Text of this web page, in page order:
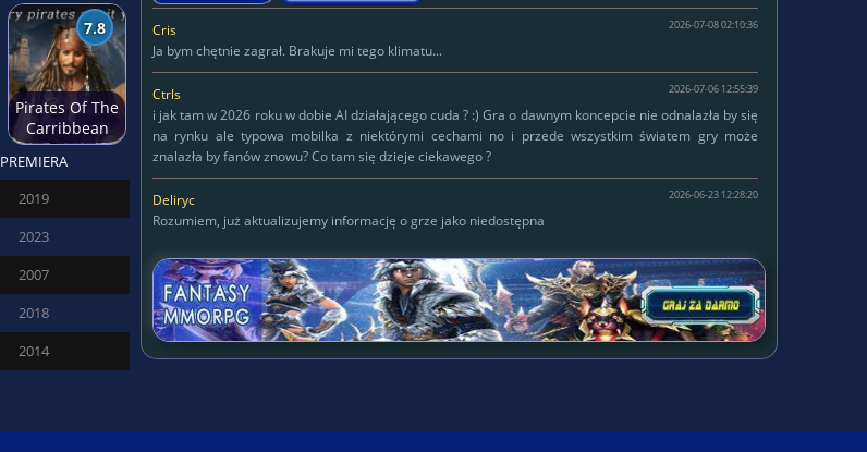
7.8
Pirates Of The
Carribbean
PREMIERA
2019
2023
2007
2018
2014
Cris 2026-07-08 02:10:36
Ja bym chętnie zagrał. Brakuje mi tego klimatu...
Ctrls 2026-07-06 12:55:39
i jak tam w 2026 roku w dobie AI działającego cuda ? :) Gra o dawnym koncepcie nie odnalazła by się
na rynku ale typowa mobilka z niektórymi cechami no i przede wszystkim światem gry może
znalazła by fanów znowu? Co tam się dzieje ciekawego ?
Deliryc
Deliryc
KAPITAN
125
427
W serwisie od
2015-10-14
Lokalizacja:
Status:własna firma
WWW:https://ski-jumps.pl/
Gram w:Delirium ;)
Ulubione gatunki:mmorpg, strategiczne, inne
2026-06-23 12:28:20
Rozumiem, już aktualizujemy informację o grze jako niedostępna